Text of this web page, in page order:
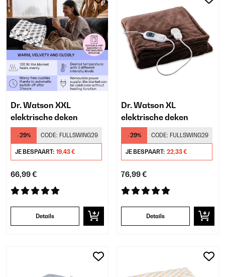
Dr. Watson XXL
elektrische deken
-29% CODE: FULLSWING29
JE BESPAART: 19,43 €
66,99 €
Details
Dr. Watson XL
elektrische deken
-29% CODE: FULLSWING29
JE BESPAART: 22,33 €
76,99 €
Details